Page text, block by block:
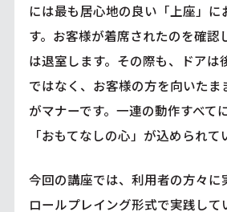
には最も居心地の良い「上座」に
す。お客様が着席されたのを確認
は退室します。その際も、ドアは
ではなく、お客様の方を向いたま
がマナーです。一連の動作すべて
「おもてなしの心」が込められて
今回の講座では、利用者の方々に
ロールプレイング形式で実践して